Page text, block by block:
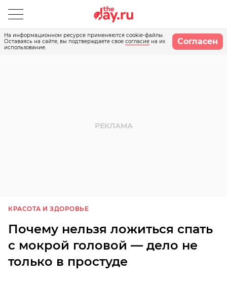
На информационном ресурсе применяются cookie-файлы.
Оставаясь на сайте, вы подтверждаете свое согласие на их
использование.
Согласен
КРАСОТА И ЗДОРОВЬЕ
Почему нельзя ложиться спать
с мокрой головой — дело не
только в простуде